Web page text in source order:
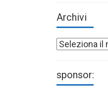
Archivi
Archivi
sponsor: